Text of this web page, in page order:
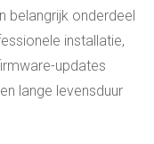
belangrijk onderdeel
installatie,
updates
lange levensduur